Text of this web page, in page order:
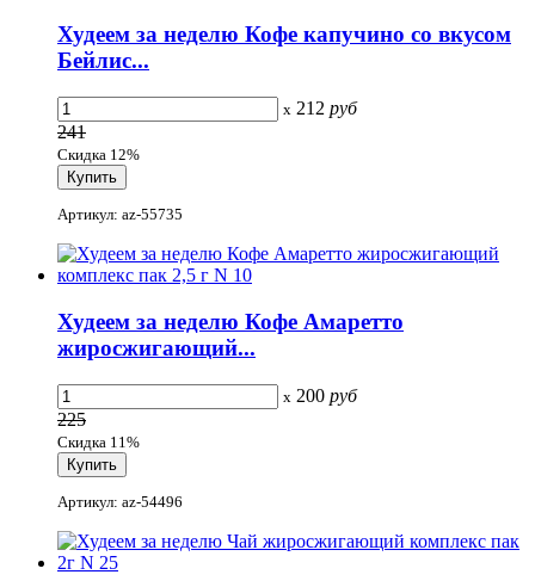
Худеем за неделю Кофе капучино со вкусом
Бейлис...
x 212 руб
241
Скидка 12%
Артикул: az-55735
Худеем за неделю Кофе Амаретто
жиросжигающий...
x 200 руб
225
Скидка 11%
Артикул: az-54496